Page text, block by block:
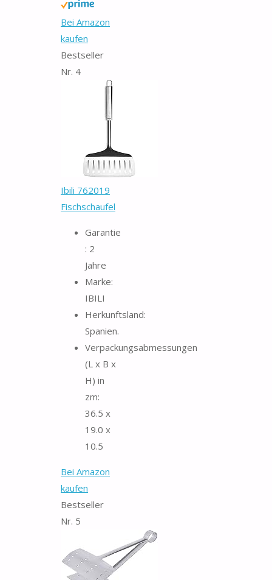
Bei Amazon
kaufen
Bestseller
Nr. 4
Ibili 762019
Fischschaufel
Garantie
: 2
Jahre
Marke:
IBILI
Herkunftsland:
Spanien.
Verpackungsabmessungen
(L x B x
H) in
zm:
36.5 x
19.0 x
10.5
Bei Amazon
kaufen
Bestseller
Nr. 5